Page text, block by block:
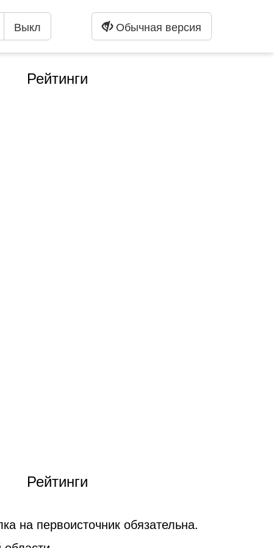
Выкл Обычная версия
Рейтинги
Рейтинги
на первоисточник обязательна.